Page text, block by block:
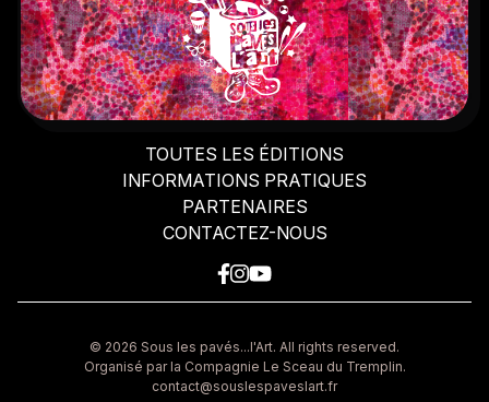
TOUTES LES ÉDITIONS
INFORMATIONS PRATIQUES
PARTENAIRES
CONTACTEZ-NOUS
© 2026 Sous les pavés...l'Art. All rights reserved.
Organisé par la Compagnie Le Sceau du Tremplin.
contact@souslespaveslart.fr